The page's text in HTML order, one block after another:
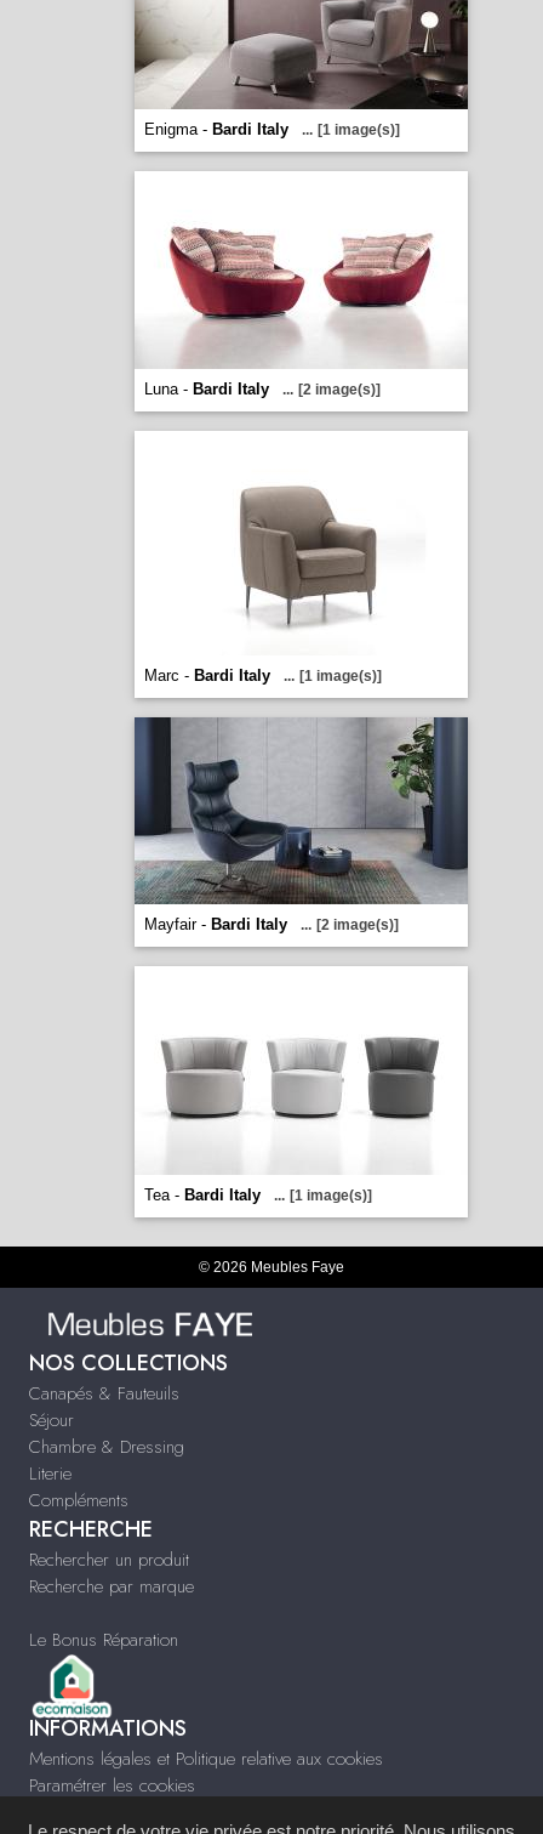
Enigma - Bardi Italy ... [1 image(s)]
Luna - Bardi Italy ... [2 image(s)]
Marc - Bardi Italy ... [1 image(s)]
Mayfair - Bardi Italy ... [2 image(s)]
Tea - Bardi Italy ... [1 image(s)]
© 2026 Meubles Faye
NOS COLLECTIONS
Canapés & Fauteuils
Séjour
Chambre & Dressing
Literie
Compléments
RECHERCHE
Rechercher un produit
Recherche par marque
Le Bonus Réparation
INFORMATIONS
Mentions légales et Politique relative aux cookies
Paramétrer les cookies